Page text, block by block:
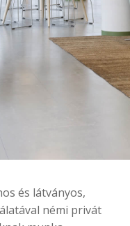
és látványos,
némi privát